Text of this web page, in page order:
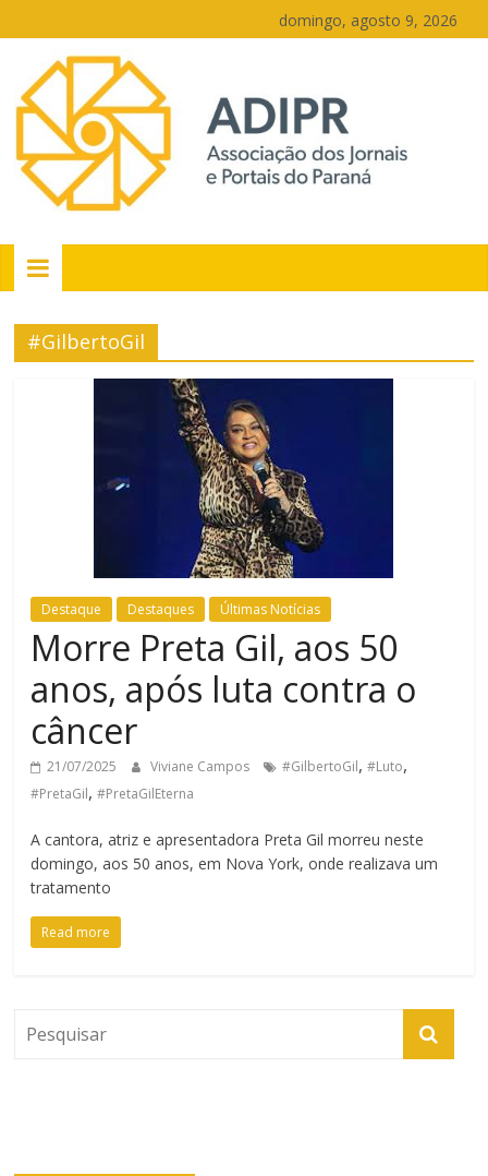
para
conteúdo
domingo, agosto 9, 2026
PR
Portais
Portal
#GilbertoGil
Destaque Destaques Últimas Notícias
Morre Preta Gil, aos 50
anos, após luta contra o
câncer
21/07/2025 Viviane Campos #GilbertoGil,#Luto,
#PretaGil,#PretaGilEterna
A cantora, atriz e apresentadora Preta Gil morreu neste
domingo, aos 50 anos, em Nova York, onde realizava um
tratamento
Read more